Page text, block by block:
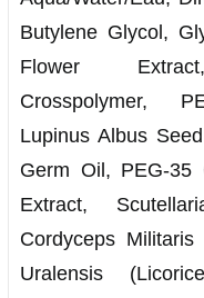
Butylene Glycol,
Flower Extract,
Crosspolymer,
Lupinus Albus
Germ Oil, PEG-35
Extract,
Cordyceps
Uralensis